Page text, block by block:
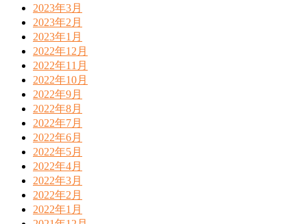
2023年3月
2023年2月
2023年1月
2022年12月
2022年11月
2022年10月
2022年9月
2022年8月
2022年7月
2022年6月
2022年5月
2022年4月
2022年3月
2022年2月
2022年1月